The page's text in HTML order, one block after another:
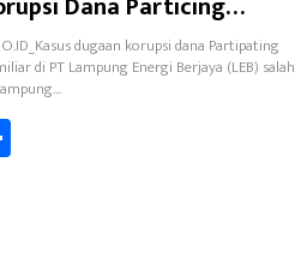
dugaan korupsi dana Partipating
di PT Lampung Energi Berjaya (LEB) salah